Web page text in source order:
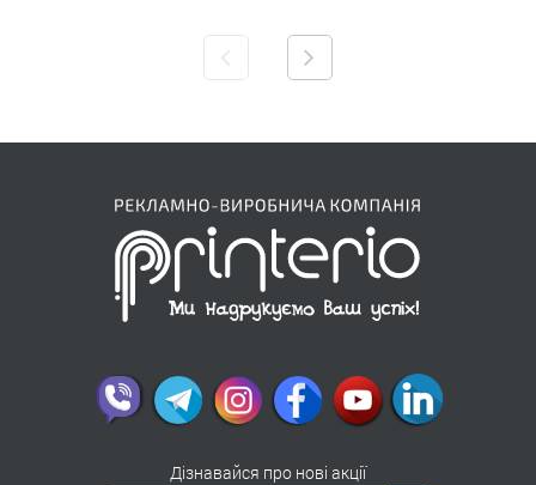
Дізнавайся про нові акції